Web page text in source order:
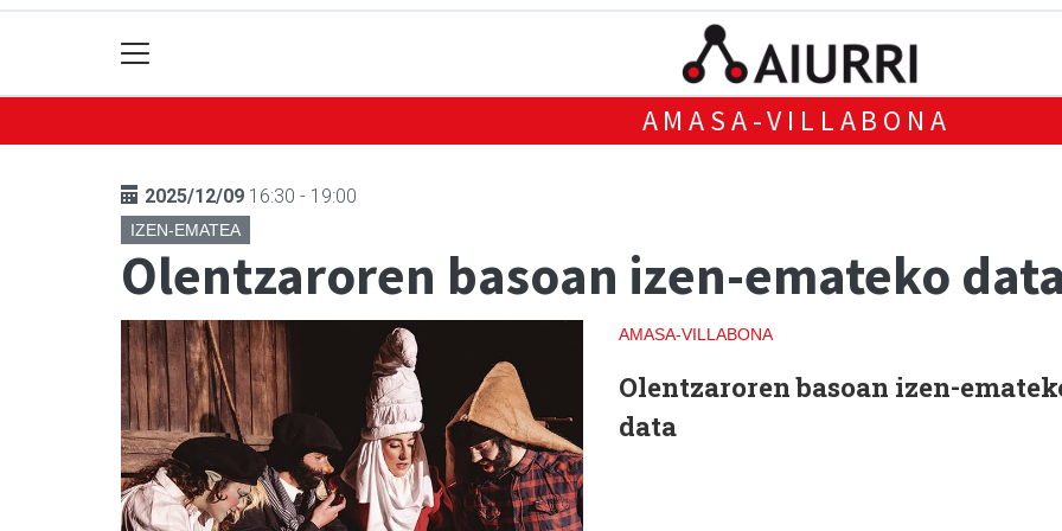
AMASA-VILLABONA
2025/12/09 16:30 - 19:00
IZEN-EMATEA
Olentzaroren basoan izen-emateko
AMASA-VILLABONA
Olentzaroren basoan izen-
data